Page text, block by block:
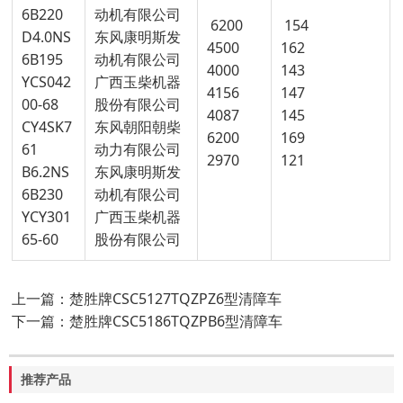
6B220
D4.0NS
6B195
YCS042
00-68
CY4SK7
61
B6.2NS
6B230
YCY301
65-60
动机有限公司
东风康明斯发
动机有限公司
广西玉柴机器
股份有限公司
东风朝阳朝柴
动力有限公司
东风康明斯发
动机有限公司
广西玉柴机器
股份有限公司
6200
4500
4000
4156
4087
6200
2970
154
162
143
147
145
169
121
上一篇：楚胜牌CSC5127TQZPZ6型清障车
下一篇：楚胜牌CSC5186TQZPB6型清障车
推荐产品